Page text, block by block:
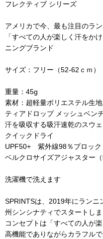
フレクティブ シリーズ
アメリカで今、最も注目のラ
「すべての人が楽しく汗をか
ニングブランド
サイズ：フリー（52-62ｃｍ）
重量：45g
素材：超軽量ポリエステル生
ティアドロップ メッシュベン
汗を吸収する吸汗速乾のスウ
クイックドライ
UPF50+ 紫外線98％ブロック
ベルクロサイズアジャスター（
洗濯機で洗えます
SPRINTSは、2019年にランニ
州シンシナティでスタートしま
コンセプトは「すべての人が
高機能でありながらカラフル